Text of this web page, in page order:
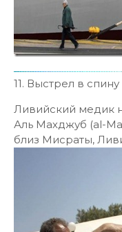
11. Выстрел в спину
Ливийский медик
Аль Махджуб (al-
близ Мисраты,